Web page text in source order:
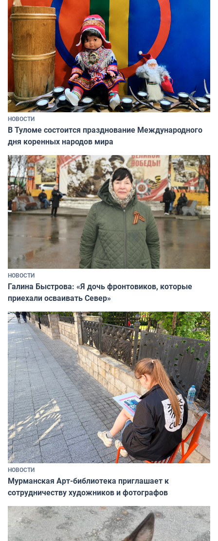
НОВОСТИ
В Туломе состоится празднование Международного
дня коренных народов мира
НОВОСТИ
Галина Быстрова: «Я дочь фронтовиков, которые
приехали осваивать Север»
НОВОСТИ
Мурманская Арт-библиотека приглашает к
сотрудничеству художников и фотографов